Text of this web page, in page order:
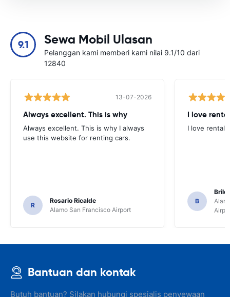
9.1 Sewa Mobil Ulasan
Pelanggan kami memberi kami nilai 9.1/10 dari
12840
13-07-2026
Always excellent. This is why
Always excellent. This is why I always
use this website for renting cars.
R
Rosario Ricalde
Alamo San Francisco Airport
I love
I love rental
B
Bantuan dan kontak
Butuh bantuan? Silakan hubungi spesialis penyewaan